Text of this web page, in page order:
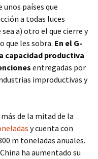
países que
a todas luces
a) otro el que cierre y
que les sobra. En el G-
capacidad productiva
entregadas por
improductivas y
de la mitad de la
y cuenta con
m toneladas anuales.
ha aumentado su